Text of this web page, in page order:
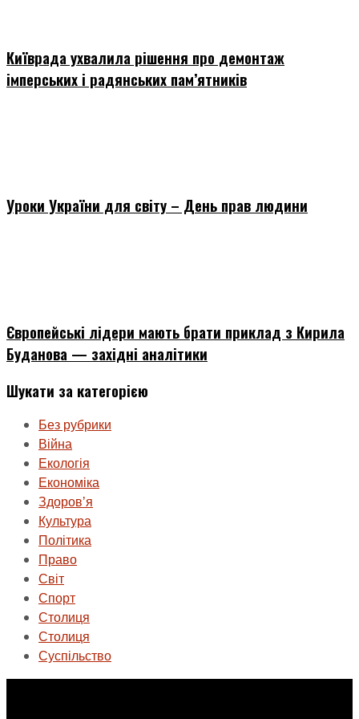
Київрада ухвалила рішення про демонтаж
імперських і радянських пам’ятників
Уроки України для світу – День прав людини
Європейські лідери мають брати приклад з Кирила
Буданова — західні аналітики
Шукати за категорією
Без рубрики
Війна
Екологія
Економіка
Здоровʼя
Культура
Політика
Право
Світ
Спорт
Столиця
Столиця
Суспільство